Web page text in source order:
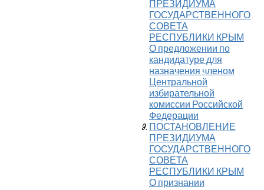
ПРЕЗИДИУМА
ГОСУДАРСТВЕННОГО
СОВЕТА
РЕСПУБЛИКИ КРЫМ
О предложении по
кандидатуре для
назначения членом
Центральной
избирательной
комиссии Российской
Федерации
ПОСТАНОВЛЕНИЕ
ПРЕЗИДИУМА
ГОСУДАРСТВЕННОГО
СОВЕТА
РЕСПУБЛИКИ КРЫМ
О признании